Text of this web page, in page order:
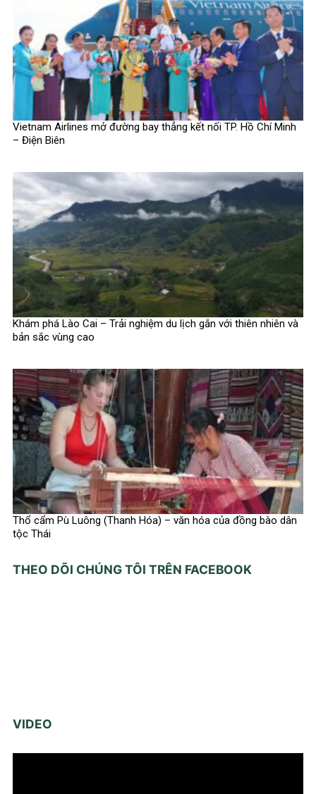
Vietnam Airlines mở đường bay thẳng kết nối TP. Hồ Chí Minh
– Điện Biên
Khám phá Lào Cai – Trải nghiệm du lịch gắn với thiên nhiên và
bản sắc vùng cao
Thổ cẩm Pù Luông (Thanh Hóa) – văn hóa của đồng bào dân
tộc Thái
THEO DÕI CHÚNG TÔI TRÊN FACEBOOK
VIDEO